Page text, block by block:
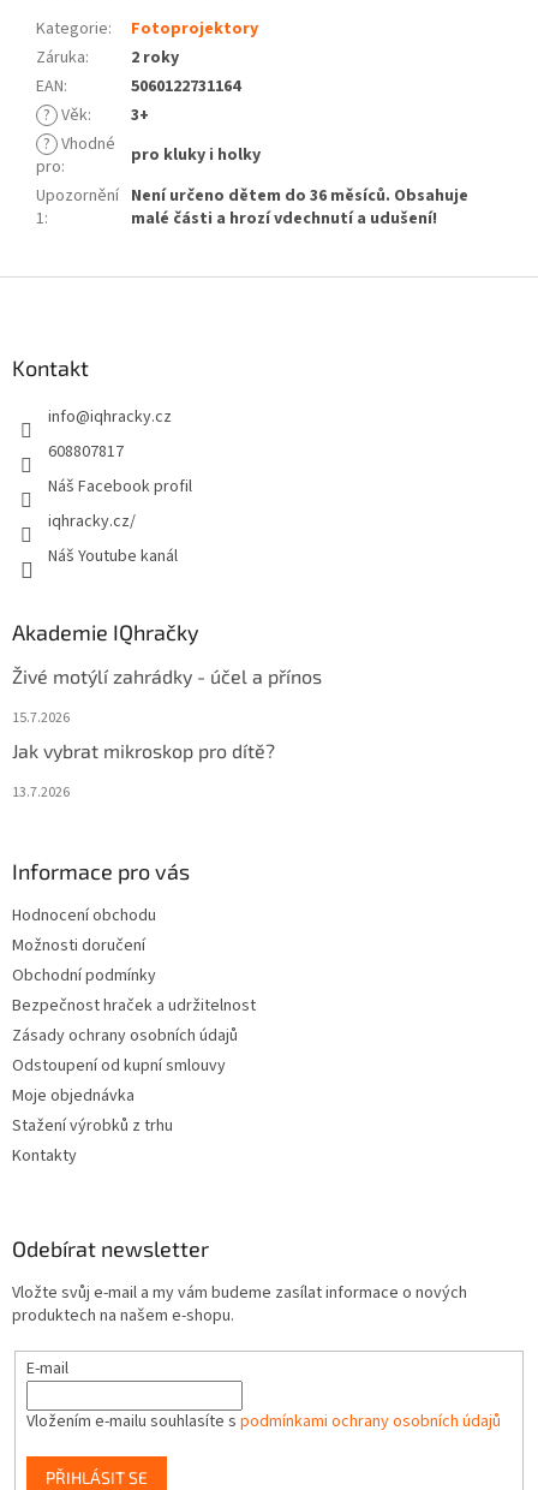
Kategorie:
Fotoprojektory
Záruka:
2 roky
EAN:
5060122731164
? Věk:
3+
? Vhodné
pro:
pro kluky i holky
Upozornění
1:
Není určeno dětem do 36 měsíců. Obsahuje
malé části a hrozí vdechnutí a udušení!
Kontakt
info@iqhracky.cz
608807817
Náš Facebook profil
iqhracky.cz/
Náš Youtube kanál
Akademie IQhračky
Živé motýlí zahrádky - účel a přínos
15.7.2026
Jak vybrat mikroskop pro dítě?
13.7.2026
Informace pro vás
Hodnocení obchodu
Možnosti doručení
Obchodní podmínky
Bezpečnost hraček a udržitelnost
Zásady ochrany osobních údajů
Odstoupení od kupní smlouvy
Moje objednávka
Stažení výrobků z trhu
Kontakty
Odebírat newsletter
Vložte svůj e-mail a my vám budeme zasílat informace o nových
produktech na našem e-shopu.
E-mail
Vložením e-mailu souhlasíte s podmínkami ochrany osobních údajů
PŘIHLÁSIT SE